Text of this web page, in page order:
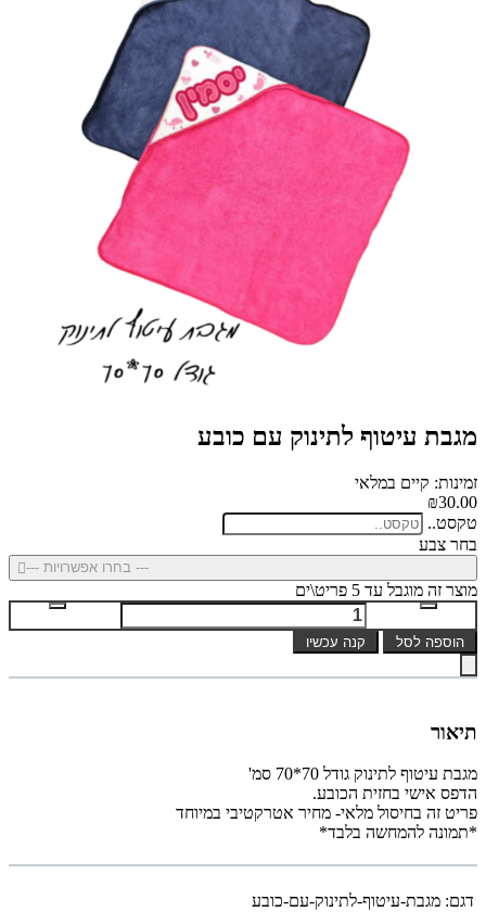
מגבת עיטוף לתינוק עם כובע
זמינות: קיים במלאי
₪30.00
טקסט..
בחר צבע
--- בחרו אפשרויות ---
מוצר זה מוגבל עד 5 פריט\ים
הוספה לסל קנה עכשיו
תיאור
מגבת עיטוף לתינוק גודל 70*70 סמ'
הדפס אישי בחזית הכובע.
פריט זה בחיסול מלאי- מחיר אטרקטיבי במיוחד
*תמונה להמחשה בלבד*
דגם: מגבת-עיטוף-לתינוק-עם-כובע